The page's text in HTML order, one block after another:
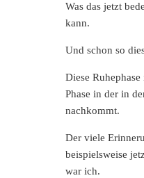
Was das jetzt
kann.
Und schon so
Diese
Phase in der in
nachkommt.
Der viele
beispielsweise
war ich.